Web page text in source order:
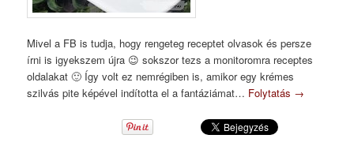
Mivel a FB is tudja, hogy rengeteg receptet olvasok és persze
írni is igyekszem újra 😉 sokszor tezs a monitoromra receptes
oldalakat 🙂 Így volt ez nemrégiben is, amikor egy krémes
szilvás pite képével indította el a fantáziámat… Folytatás →